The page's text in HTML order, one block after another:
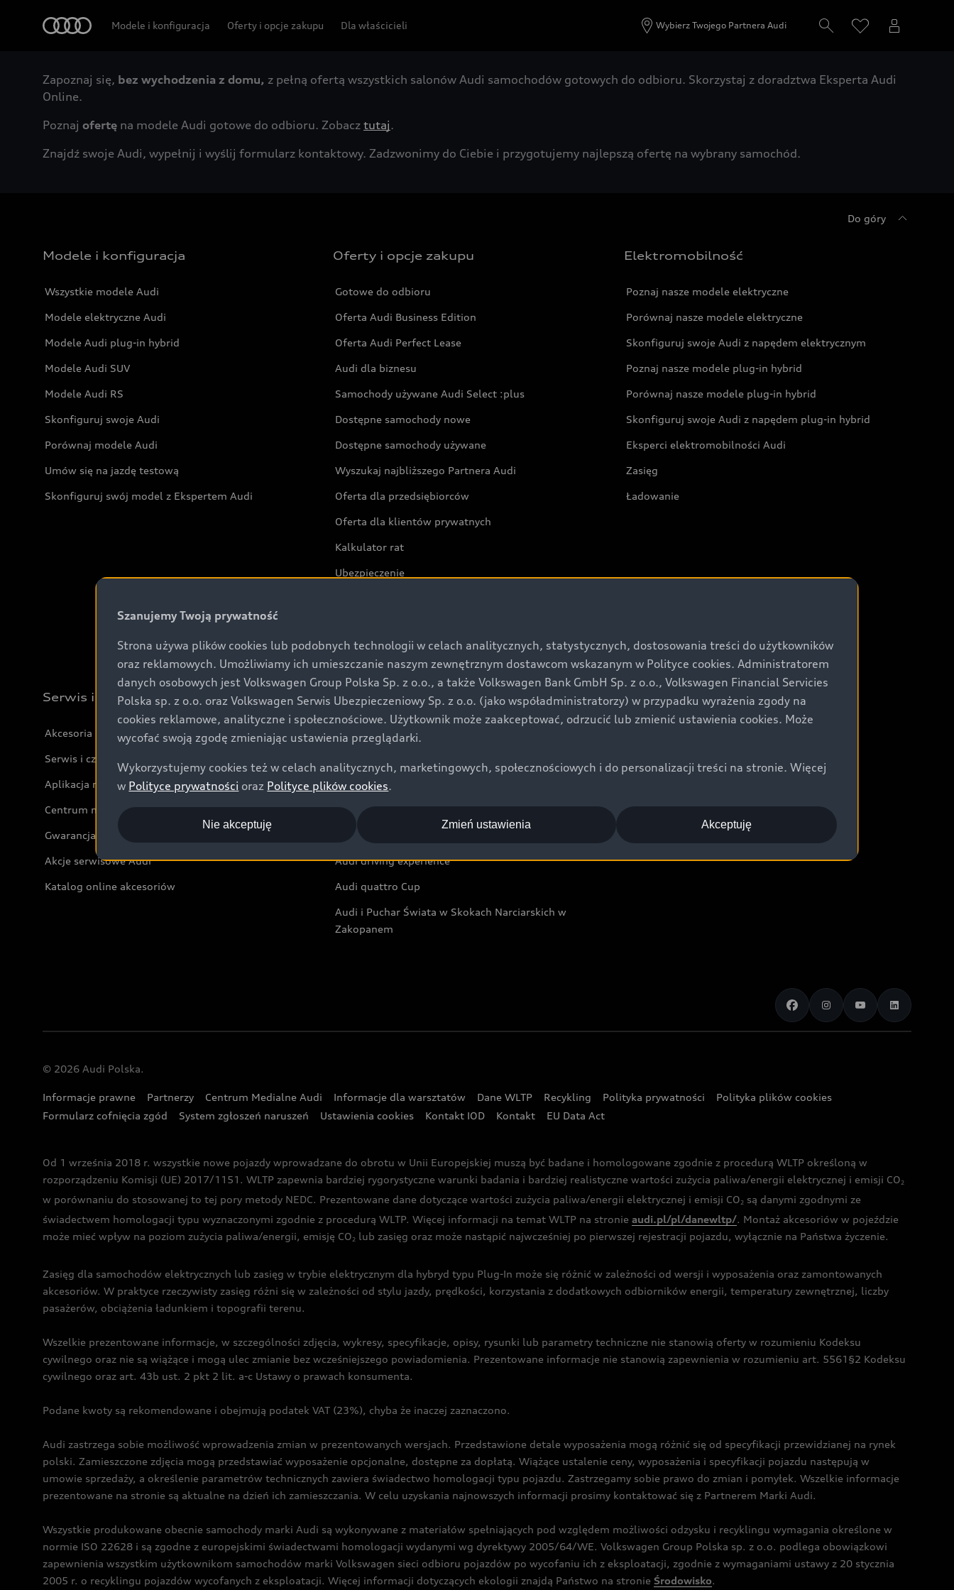
Modele i konfiguracja Oferty i opcje zakupu Dla właścicieli Wybierz Twojego Partnera Audi
Zapoznaj się, bez wychodzenia z domu, z pełną ofertą wszystkich salonów Audi samochodów gotowych do odbioru. Skorzystaj z doradztwa Eksperta Audi
Online.
Poznaj ofertę na modele Audi gotowe do odbioru. Zobacz tutaj.
Znajdź swoje Audi, wypełnij i wyślij formularz kontaktowy. Zadzwonimy do Ciebie i przygotujemy najlepszą ofertę na wybrany samochód.
Do góry
Modele i konfiguracja
Wszystkie modele Audi
Modele elektryczne Audi
Modele Audi plug-in hybrid
Modele Audi SUV
Modele Audi RS
Skonfiguruj swoje Audi
Porównaj modele Audi
Umów się na jazdę testową
Skonfiguruj swój model z Ekspertem Audi
Oferty i opcje zakupu
Gotowe do odbioru
Oferta Audi Business Edition
Oferta Audi Perfect Lease
Audi dla biznesu
Samochody używane Audi Select :plus
Dostępne samochody nowe
Dostępne samochody używane
Wyszukaj najbliższego Partnera Audi
Oferta dla przedsiębiorców
Oferta dla klientów prywatnych
Kalkulator rat
Ubezpieczenie
Audi exclusive
Elektromobilność
Poznaj nasze modele elektryczne
Porównaj nasze modele elektryczne
Skonfiguruj swoje Audi z napędem elektrycznym
Poznaj nasze modele plug-in hybrid
Porównaj nasze modele plug-in hybrid
Skonfiguruj swoje Audi z napędem plug-in hybrid
Eksperci elektromobilności Audi
Zasięg
Ładowanie
Serwis i akcesoria
Akcesoria
Serwis i części
Aplikacja myAudi i usługi cyfrowe
Centrum napraw powypadkowych
Gwarancja
Akcje serwisowe Audi
Katalog online akcesoriów
Świat Audi
Aktualności i historie postępu
Audi Nuvolari
Audi Sport Festiwal
Audi i Muzeum Sztuki Nowoczesnej w Warszawie
Audi driving experience
Audi quattro Cup
Audi i Puchar Świata w Skokach Narciarskich w
Zakopanem
© 2026 Audi Polska.
Informacje prawne Partnerzy Centrum Medialne Audi Informacje dla warsztatów Dane WLTP Recykling Polityka prywatności
Polityka plików cookies
Formularz cofnięcia zgód
System zgłoszeń naruszeń Ustawienia cookies Kontakt IOD Kontakt EU Data Act
Od 1 września 2018 r. wszystkie nowe pojazdy wprowadzane do obrotu w Unii Europejskiej muszą być badane i homologowane zgodnie z procedurą WLTP określoną w
rozporządzeniu Komisji (UE) 2017/1151. WLTP zapewnia bardziej rygorystyczne warunki badania i bardziej realistyczne wartości zużycia paliwa/energii elektrycznej i emisji CO2
w porównaniu do stosowanej to tej pory metody NEDC. Prezentowane dane dotyczące wartości zużycia paliwa/energii elektrycznej i emisji CO2 są danymi zgodnymi ze
świadectwem homologacji typu wyznaczonymi zgodnie z procedurą WLTP. Więcej informacji na temat WLTP na stronie audi.pl/pl/danewltp/. Montaż akcesoriów w pojeździe
może mieć wpływ na poziom zużycia paliwa/energii, emisję CO2 lub zasięg oraz może nastąpić najwcześniej po pierwszej rejestracji pojazdu, wyłącznie na Państwa życzenie.
Zasięg dla samochodów elektrycznych lub zasięg w trybie elektrycznym dla hybryd typu Plug-In może się różnić w zależności od wersji i wyposażenia oraz zamontowanych
akcesoriów. W praktyce rzeczywisty zasięg różni się w zależności od stylu jazdy, prędkości, korzystania z dodatkowych odbiorników energii, temperatury zewnętrznej, liczby
pasażerów, obciążenia ładunkiem i topografii terenu.
Wszelkie prezentowane informacje, w szczególności zdjęcia, wykresy, specyfikacje, opisy, rysunki lub parametry techniczne nie stanowią oferty w rozumieniu Kodeksu
cywilnego oraz nie są wiążące i mogą ulec zmianie bez wcześniejszego powiadomienia. Prezentowane informacje nie stanowią zapewnienia w rozumieniu art. 5561§2 Kodeksu
cywilnego oraz art. 43b ust. 2 pkt 2 lit. a-c Ustawy o prawach konsumenta.
Podane kwoty są rekomendowane i obejmują podatek VAT (23%), chyba że inaczej zaznaczono.
Audi zastrzega sobie możliwość wprowadzenia zmian w prezentowanych wersjach. Przedstawione detale wyposażenia mogą różnić się od specyfikacji przewidzianej na rynek
polski. Zamieszczone zdjęcia mogą przedstawiać wyposażenie opcjonalne, dostępne za dopłatą. Wiążące ustalenie ceny, wyposażenia i specyfikacji pojazdu następują w
umowie sprzedaży, a określenie parametrów technicznych zawiera świadectwo homologacji typu pojazdu. Zastrzegamy sobie prawo do zmian i pomyłek. Wszelkie informacje
prezentowane na stronie są aktualne na dzień ich zamieszczania. W celu uzyskania najnowszych informacji prosimy kontaktować się z Partnerem Marki Audi.
Wszystkie produkowane obecnie samochody marki Audi są wykonywane z materiałów spełniających pod względem możliwości odzysku i recyklingu wymagania określone w
normie ISO 22628 i są zgodne z europejskimi świadectwami homologacji wydanymi wg dyrektywy 2005/64/WE. Volkswagen Group Polska sp. z o.o. podlega obowiązkowi
zapewnienia wszystkim użytkownikom samochodów marki Volkswagen sieci odbioru pojazdów po wycofaniu ich z eksploatacji, zgodnie z wymaganiami ustawy z 20 stycznia
2005 r. o recyklingu pojazdów wycofanych z eksploatacji. Więcej informacji dotyczących ekologii znajdą Państwo na stronie Środowisko.
Szanujemy Twoją prywatność
Strona używa plików cookies lub podobnych technologii w celach analitycznych, statystycznych, dostosowania treści do użytkowników
oraz reklamowych. Umożliwiamy ich umieszczanie naszym zewnętrznym dostawcom wskazanym w Polityce cookies. Administratorem
danych osobowych jest Volkswagen Group Polska Sp. z o.o., a także Volkswagen Bank GmbH Sp. z o.o., Volkswagen Financial Servicies
Polska sp. z o.o. oraz Volkswagen Serwis Ubezpieczeniowy Sp. z o.o. (jako współadministratorzy) w przypadku wyrażenia zgody na
cookies reklamowe, analityczne i społecznościowe. Użytkownik może zaakceptować, odrzucić lub zmienić ustawienia cookies. Może
wycofać swoją zgodę zmieniając ustawienia przeglądarki.
Wykorzystujemy cookies też w celach analitycznych, marketingowych, społecznościowych i do personalizacji treści na stronie. Więcej
w Polityce prywatności oraz Polityce plików cookies.
Akceptuję
Nie akceptuję Zmień ustawienia